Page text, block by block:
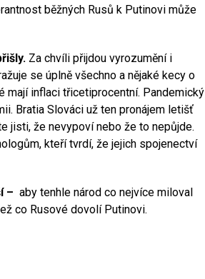
běžných Rusů k Putinovi může
Za chvíli přijdou vyrozumění i
se úplně všechno a nějaké kecy o
mají inflaci třicetiprocentní. Pandemický
Bratia Slováci už ten pronájem letišť
jisti, že nevypoví nebo že to nepůjde.
kteří tvrdí, že jejich spojenectví
– aby tenhle národ co nejvíce miloval
co Rusové dovolí Putinovi.